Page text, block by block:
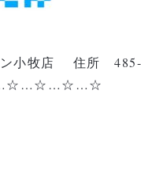
小牧店 住所